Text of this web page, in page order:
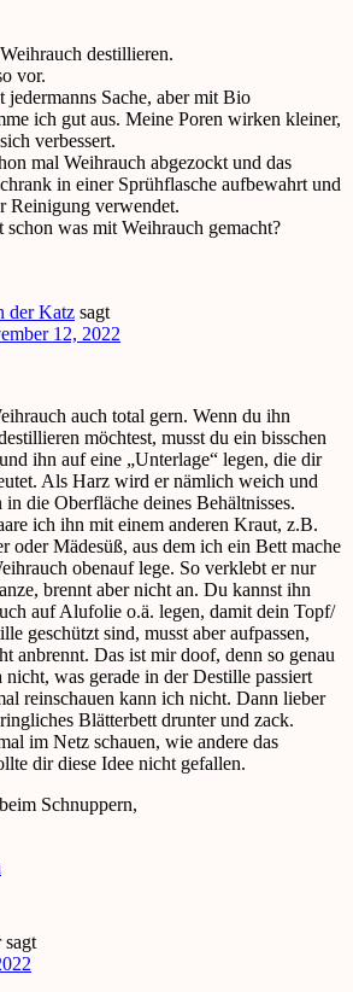
destillieren.
vor.
Sache, aber mit Bio
ich gut aus. Meine Poren wirken kleiner,
verbessert.
mal Weihrauch abgezockt und das
in einer Sprühflasche aufbewahrt und
Reinigung verwendet.
was mit Weihrauch gemacht?
der Katz sagt
12, 2022
auch total gern. Wenn du ihn
möchtest, musst du ein bisschen
ihn auf eine „Unterlage“ legen, die dir
Als Harz wird er nämlich weich und
in die Oberfläche deines Behältnisses.
ich ihn mit einem anderen Kraut, z.B.
oder Mädesüß, aus dem ich ein Bett mache
obenauf lege. So verklebt er nur
brennt aber nicht an. Du kannst ihn
auf Alufolie o.ä. legen, damit dein Topf/
geschützt sind, musst aber aufpassen,
anbrennt. Das ist mir doof, denn so genau
was gerade in der Destille passiert
reinschauen kann ich nicht. Dann lieber
Blätterbett drunter und zack.
im Netz schauen, wie andere das
dir diese Idee nicht gefallen.
Schnuppern,
sagt